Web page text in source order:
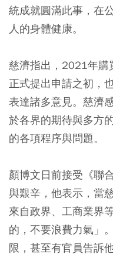
統成就圓滿此事，在
人的身體健康。
慈濟指出，2021年購
正式提出申請之初，
表達諸多意見。慈濟
於各界的期待與多方
的各項程序與問題。
顏博文日前接受《聯
與艱辛，他表示，當
來自政界、工商業界
的，不要浪費力氣」
限，甚至有官員告訴